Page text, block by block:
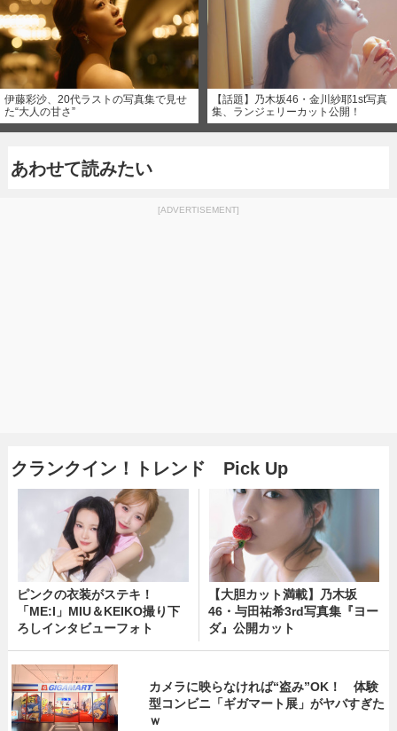
伊藤彩沙、20代ラストの写真集で見せ
た“大人の甘さ”
【話題】乃木坂46・金川紗耶1st写真
集、ランジェリーカット公開！
あわせて読みたい
[ADVERTISEMENT]
クランクイン！トレンド Pick Up
ピンクの衣装がステキ！
「ME:I」MIU＆KEIKO撮り下
ろしインタビューフォト
【大胆カット満載】乃木坂
46・与田祐希3rd写真集『ヨー
ダ』公開カット
カメラに映らなければ“盗み”OK！ 体験
型コンビニ「ギガマート展」がヤバすぎた
ｗ